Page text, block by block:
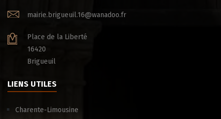
mairie.brigueuil.16@wanadoo.fr
Place de la Liberté
16420
Brigueuil
LIENS UTILES
Charente-Limousine